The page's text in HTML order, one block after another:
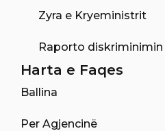
Zyra e Kryeministrit
Raporto
Harta e Faqes
Ballina
Per Agjencinë